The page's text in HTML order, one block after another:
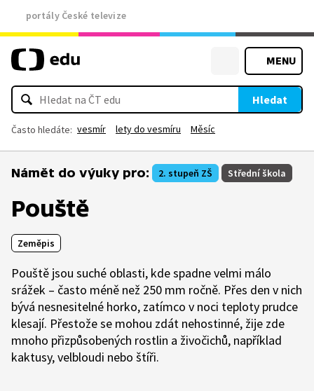
portály České televize
MENU
Hledat
Často hledáte: vesmír lety do vesmíru Měsíc
Námět do výuky pro: 2. stupeň ZŠ Střední škola
Pouště
Zeměpis
Pouště jsou suché oblasti, kde spadne velmi málo
srážek – často méně než 250 mm ročně. Přes den v nich
bývá nesnesitelné horko, zatímco v noci teploty prudce
klesají. Přestože se mohou zdát nehostinné, žije zde
mnoho přizpůsobených rostlin a živočichů, například
kaktusy, velbloudi nebo štíři.